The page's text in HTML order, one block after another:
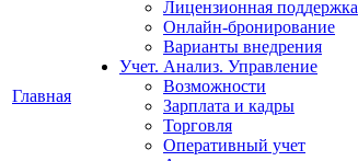
Главная
Лицензионная поддержка
Онлайн-бронирование
Варианты внедрения
Учет. Анализ. Управление
Возможности
Зарплата и кадры
Торговля
Оперативный учет